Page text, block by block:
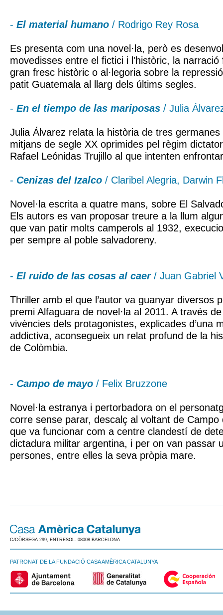
- El material humano / Rodrigo Rey Rosa
Es presenta com una novel·la, però es
movedisses entre el fictici i l'històric, la narració
gran fresc històric o al·legoria sobre la
patit Guatemala al llarg dels últims segles.
- En el tiempo de las mariposas / Julia
Julia Álvarez relata la història de tres
mitjans de segle XX oprimides pel règim
Rafael Leónidas Trujillo al que intenten
- Cenizas del Izalco / Claribel Alegria, Darwin
Novel·la escrita a quatre mans, sobre El
Els autors es van proposar treure a la llum
que van patir molts camperols al 1932,
per sempre al poble salvadoreny.
- El ruido de las cosas al caer/ Juan Gabriel
Thriller amb el que l’autor va guanyar diversos
premi Alfaguara de novel·la al 2011. A través
vivències dels protagonistes, explicades d’una
addictiva, aconsegueix un relat profund de la
de Colòmbia.
- Campo de mayo / Felix Bruzzone
Novel·la estranya i pertorbadora on el
corre sense parar, descalç al voltant de
que va funcionar com a centre clandestí de
dictadura militar argentina, i per on van passar
persones, entre elles la seva pròpia mare.
C/CÒRSEGA 299, ENTRESOL. 08008 BARCELONA
PATRONAT DE LA FUNDACIÓ CASA AMÈRICA CATALUNYA